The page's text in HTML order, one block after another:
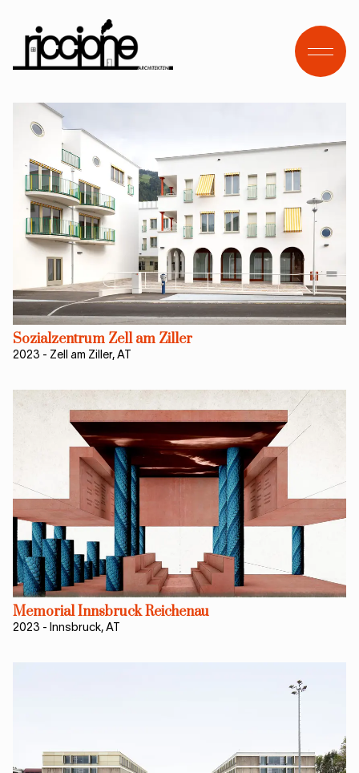
Open
Sozialzentrum Zell am Ziller
2023 - Zell am Ziller, AT
Memorial Innsbruck Reichenau
2023 - Innsbruck, AT